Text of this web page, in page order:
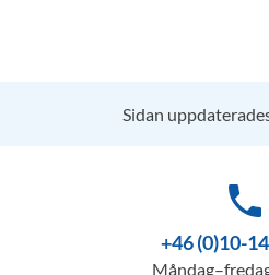
Sidan
phone
+46 (0)10-